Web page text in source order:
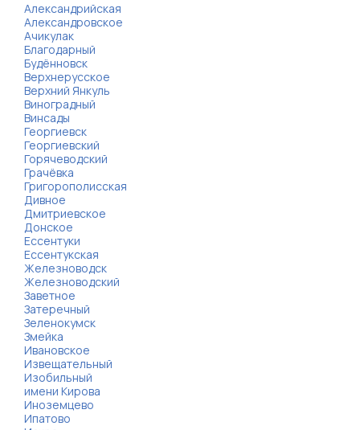
Александрийская
Александровское
Ачикулак
Благодарный
Будённовск
Верхнерусское
Верхний Янкуль
Виноградный
Винсады
Георгиевск
Георгиевский
Горячеводский
Грачёвка
Григорополисская
Дивное
Дмитриевское
Донское
Ессентуки
Ессентукская
Железноводск
Железноводский
Заветное
Затеречный
Зеленокумск
Змейка
Ивановское
Извещательный
Изобильный
имени Кирова
Иноземцево
Ипатово